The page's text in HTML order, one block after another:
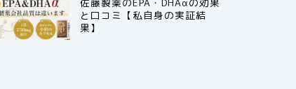
と口コミ【私自身の実証結
果】